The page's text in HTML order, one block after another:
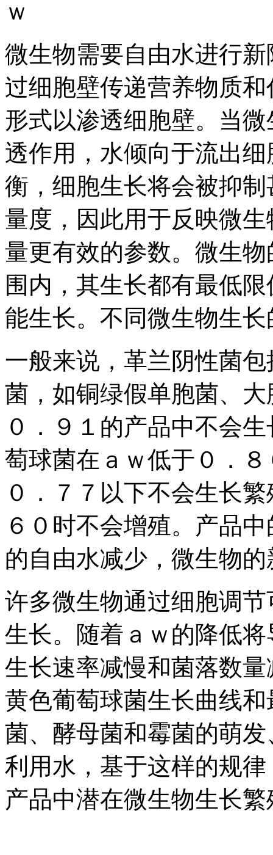
ｗ
微生物需要自由水进行
过细胞壁传递营养物质
形式以渗透细胞壁。当
透作用，水倾向于流出
衡，细胞生长将会被抑
量度，因此用于反映微
量更有效的参数。微生
围内，其生长都有最低
能生长。不同微生物生
一般来说，革兰阴性菌
菌，如铜绿假单胞菌、
０．９１的产品中不会
萄球菌在ａｗ低于０．
０．７７以下不会生长
６０时不会增殖。产品
的自由水减少，微生物
许多微生物通过细胞调
生长。随着ａｗ的降低
生长速率减慢和菌落数
黄色葡萄球菌生长曲线
菌、酵母菌和霉菌的萌
利用水，基于这样的规
产品中潜在微生物生长